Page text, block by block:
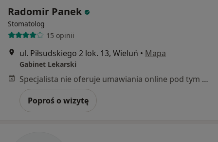
Radomir Panek
Stomatolog
15 opinii
ul. Piłsudskiego 2 lok. 13, Wieluń • Mapa
Gabinet Lekarski
Specjalista nie oferuje umawiania online pod tym adresem.
Poproś o wizytę